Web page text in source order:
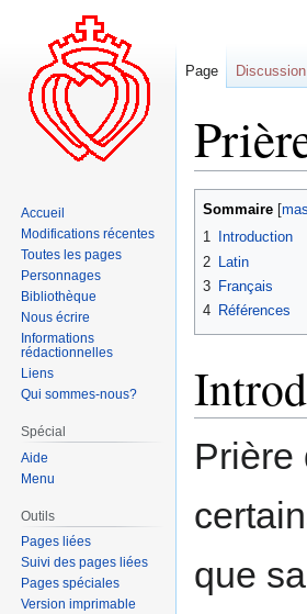
Aller
navigation
Aller
recherche
Sommaire
1
Introduction
2
Latin
3 Français
4 Références
Prière
que
Page Discussion
Accueil
Modifications récentes
Toutes les pages
Personnages
Bibliothèque
Nous écrire
Informations
rédactionnelles
Liens
Qui sommes-nous?
Spécial
Aide
Menu
Outils
Pages liées
Suivi des pages liées
Pages spéciales
Version imprimable